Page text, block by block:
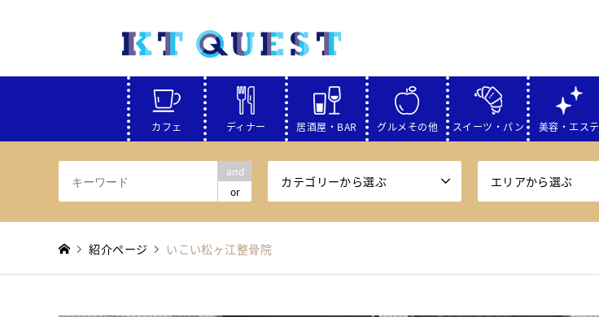
カフェ ディナー 居酒屋・BAR グルメその他 スイーツ・パン 美容・エステ
and
or
カテゴリーから選ぶ エリアから選ぶ
紹介ページ いこい松ヶ江整骨院